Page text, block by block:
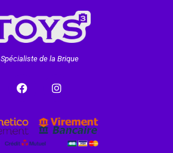
Spécialiste de la Brique